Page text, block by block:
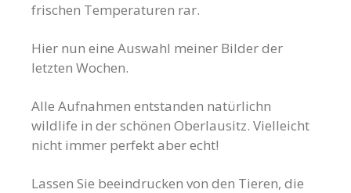
frischen Temperaturen rar.
Hier nun eine Auswahl meiner Bilder der
letzten Wochen.
Alle Aufnahmen entstanden natürlichn
wildlife in der schönen Oberlausitz. Vielleicht
nicht immer perfekt aber echt!
Lassen Sie beeindrucken von den Tieren, die